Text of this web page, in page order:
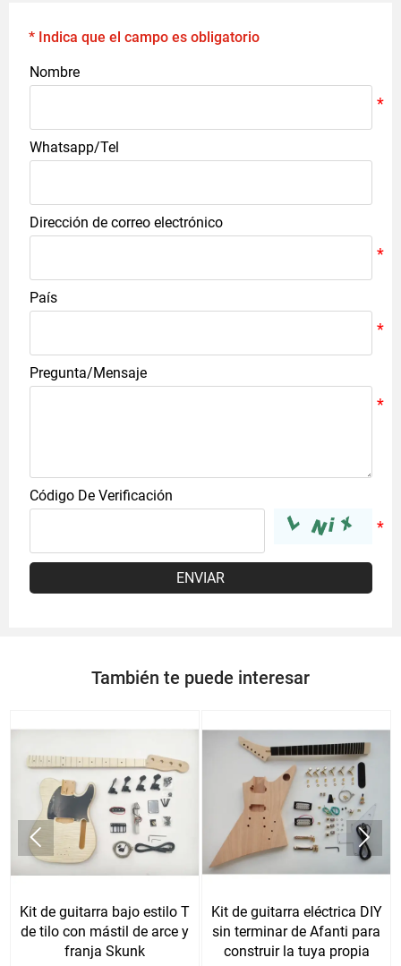
* Indica que el campo es obligatorio
Nombre
Whatsapp/Tel
Dirección de correo electrónico
País
Pregunta/Mensaje
Código De Verificación
ENVIAR
También te puede interesar
Kit de guitarra bajo estilo T
de tilo con mástil de arce y
franja Skunk
Kit de guitarra eléctrica DIY
sin terminar de Afanti para
construir la tuya propia
 